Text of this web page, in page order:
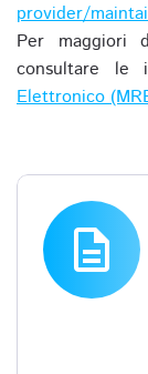
provider/
Per maggiori
consultare le
Elettronico
description